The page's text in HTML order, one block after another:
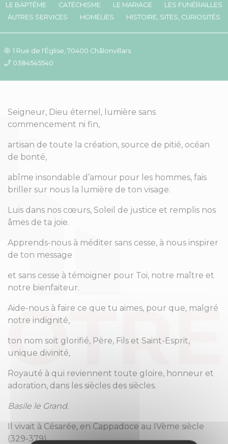
LE BAPTÊME
CATÉCHISME LE MARIAGE
LES FUNÉRAILLES
AUTRES SERVICES
HOMÉLIES HISTOIRE, SITES, CURIOSITÉS
1 Rue de l'Église, 70400 Châlonvillars
0384545540
Seigneur, Dieu éternel, lumière sans
commencement ni fin,
artisan de toute la création, source de pitié, océan
de bonté,
abîme insondable d’amour pour les hommes, fais
briller sur nous la lumière de ton visage.
Luis dans nos cœurs, Soleil de justice et remplis nos
âmes de ta joie.
Apprends-nous à méditer sans cesse, à nous inspirer
de ton message
et sans cesse à témoigner pour Toi, notre maître et
notre bienfaiteur.
Aide-nous à faire ce que tu aimes, pour que, malgré
notre indignité,
ton nom soit glorifié, Père, Fils et Saint-Esprit,
unique divinité,
Royauté à qui reviennent toute gloire, honneur et
adoration, dans les siècles des siècles.
Basile le Grand.
Il vivait à Césarée, en Cappadoce au IVème siècle
(329-379)